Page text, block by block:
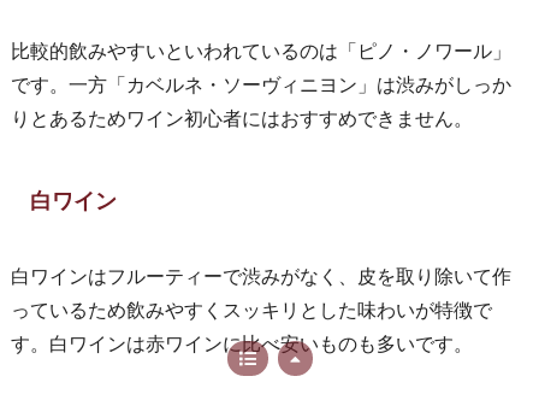
比較的飲みやすいといわれているのは「ピノ・ノワール」
です。一方「カベルネ・ソーヴィニヨン」は渋みがしっか
りとあるためワイン初心者にはおすすめできません。
白ワイン
白ワインはフルーティーで渋みがなく、皮を取り除いて作
っているため飲みやすくスッキリとした味わいが特徴で
す。白ワインは赤ワインに比べ安いものも多いです。